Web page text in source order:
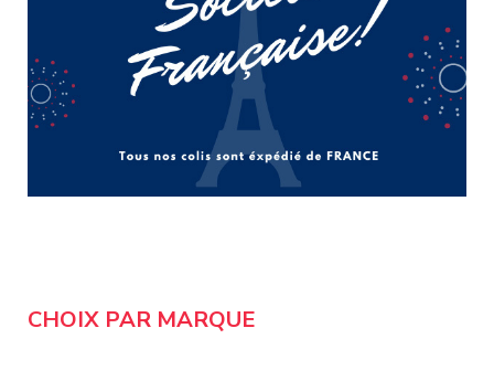
CHOIX PAR MARQUE